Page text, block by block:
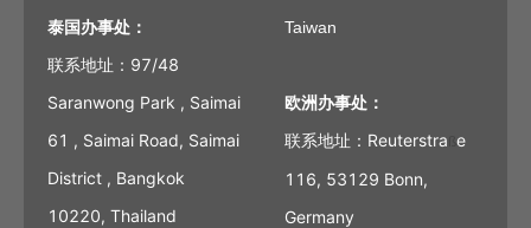
泰国办事处：
联系地址：97/48
Saranwong Park , Saimai
61 , Saimai Road, Saimai
District , Bangkok
10220, Thailand
Taiwan
欧洲办事处：
联系地址：Reuterstra e
116, 53129 Bonn,
Germany